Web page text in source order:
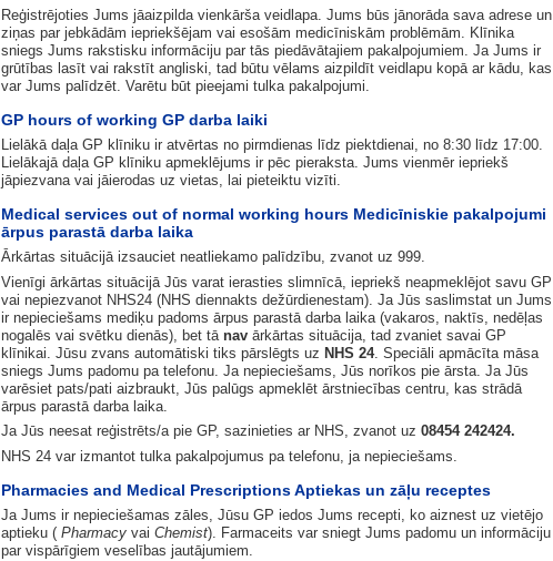
Reģistrējoties Jums jāaizpilda vienkārša veidlapa. Jums būs jānorāda sava adrese un
ziņas par jebkādām iepriekšējam vai esošām medicīniskām problēmām. Klīnika
sniegs Jums rakstisku informāciju par tās piedāvātajiem pakalpojumiem. Ja Jums ir
grūtības lasīt vai rakstīt angliski, tad būtu vēlams aizpildīt veidlapu kopā ar kādu, kas
var Jums palīdzēt. Varētu būt pieejami tulka pakalpojumi.
GP hours of working GP darba laiki
Lielākā daļa GP klīniku ir atvērtas no pirmdienas līdz piektdienai, no 8:30 līdz 17:00.
Lielākajā daļa GP klīniku apmeklējums ir pēc pieraksta. Jums vienmēr iepriekš
jāpiezvana vai jāierodas uz vietas, lai pieteiktu vizīti.
Medical services out of normal working hours Medicīniskie pakalpojumi
ārpus parastā darba laika
Ārkārtas situācijā izsauciet neatliekamo palīdzību, zvanot uz 999.
Vienīgi ārkārtas situācijā Jūs varat ierasties slimnīcā, iepriekš neapmeklējot savu GP
vai nepiezvanot NHS24 (NHS diennakts dežūrdienestam). Ja Jūs saslimstat un Jums
ir nepieciešams mediķu padoms ārpus parastā darba laika (vakaros, naktīs, nedēļas
nogalēs vai svētku dienās), bet tā nav ārkārtas situācija, tad zvaniet savai GP
klīnikai. Jūsu zvans automātiski tiks pārslēgts uz NHS 24. Speciāli apmācīta māsa
sniegs Jums padomu pa telefonu. Ja nepieciešams, Jūs norīkos pie ārsta. Ja Jūs
varēsiet pats/pati aizbraukt, Jūs palūgs apmeklēt ārstniecības centru, kas strādā
ārpus parastā darba laika.
Ja Jūs neesat reģistrēts/a pie GP, sazinieties ar NHS, zvanot uz 08454 242424.
NHS 24 var izmantot tulka pakalpojumus pa telefonu, ja nepieciešams.
Pharmacies and Medical Prescriptions Aptiekas un zāļu receptes
Ja Jums ir nepieciešamas zāles, Jūsu GP iedos Jums recepti, ko aiznest uz vietējo
aptieku ( Pharmacy vai Chemist). Farmaceits var sniegt Jums padomu un informāciju
par vispārīgiem veselības jautājumiem.